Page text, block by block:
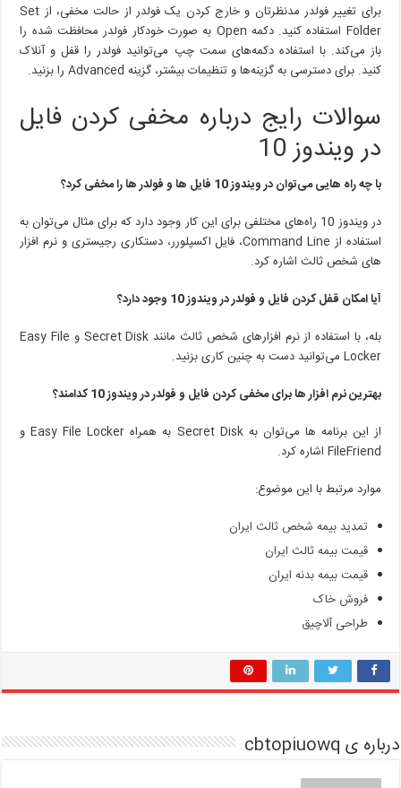
برای تغییر فولدر مدنظرتان و خارج کردن یک فولدر از حالت مخفی، از Set
Folder استفاده کنید. دکمه Open به صورت خودکار فولدر محافظت شده را
باز می‌کند. با استفاده دکمه‌های سمت چپ می‌توانید فولدر را قفل و آنلاک
کنید. برای دسترسی به گزینه‌ها و تنظیمات بیشتر، گزینه Advanced را بزنید.
سوالات رایج درباره مخفی کردن فایل
در ویندوز 10
با چه راه هایی می‌توان در ویندوز 10 فایل ها و فولدر ها را مخفی کرد؟
در ویندوز 10 راه‌های مختلفی برای این کار وجود دارد که برای مثال می‌توان به
استفاده از Command Line، فایل اکسپلورر، دستکاری رجیستری و نرم افزار
های شخص ثالث اشاره کرد.
آیا امکان قفل کردن فایل و فولدر در ویندوز 10 وجود دارد؟
بله، با استفاده از نرم افزارهای شخص ثالث مانند Secret Disk و Easy File
Locker می‌توانید دست به چنین کاری بزنید.
بهترین نرم افزار ها برای مخفی کردن فایل و فولدر در ویندوز 10 کدامند؟
از این برنامه ها می‌توان به Secret Disk به همراه Easy File Locker و
FileFriend اشاره کرد.
موارد مرتبط با این موضوع:
تمدید بیمه شخص ثالث ایران
قیمت بیمه ثالث ایران
قیمت بیمه بدنه ایران
فروش خاک
طراحی آلاچیق
درباره ی cbtopiuowq